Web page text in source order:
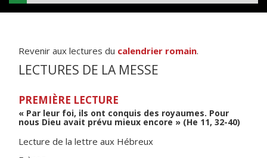
Revenir aux lectures du calendrier romain.
LECTURES DE LA MESSE
PREMIÈRE LECTURE
« Par leur foi, ils ont conquis des royaumes. Pour
nous Dieu avait prévu mieux encore » (He 11, 32-40)
Lecture de la lettre aux Hébreux